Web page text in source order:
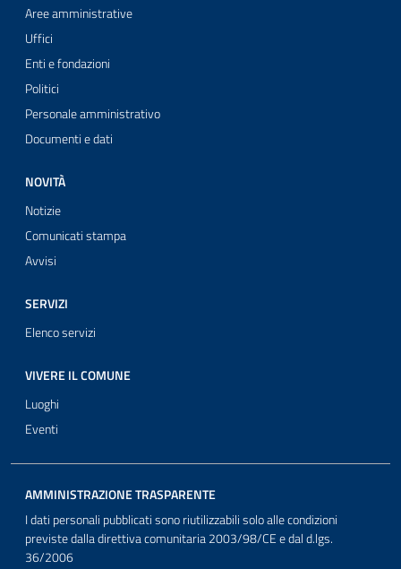
Aree amministrative
Uffici
Enti e fondazioni
Politici
Personale amministrativo
Documenti e dati
NOVITÀ
Notizie
Comunicati stampa
Avvisi
SERVIZI
Elenco servizi
VIVERE IL COMUNE
Luoghi
Eventi
AMMINISTRAZIONE TRASPARENTE
I dati personali pubblicati sono riutilizzabili solo alle condizioni
previste dalla direttiva comunitaria 2003/98/CE e dal d.lgs.
36/2006